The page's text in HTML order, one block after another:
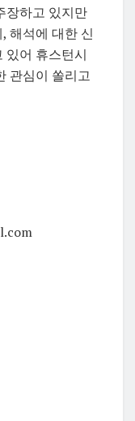
장하고 있지만
해석에 대한 신
있어 휴스턴시
관심이 쏠리고